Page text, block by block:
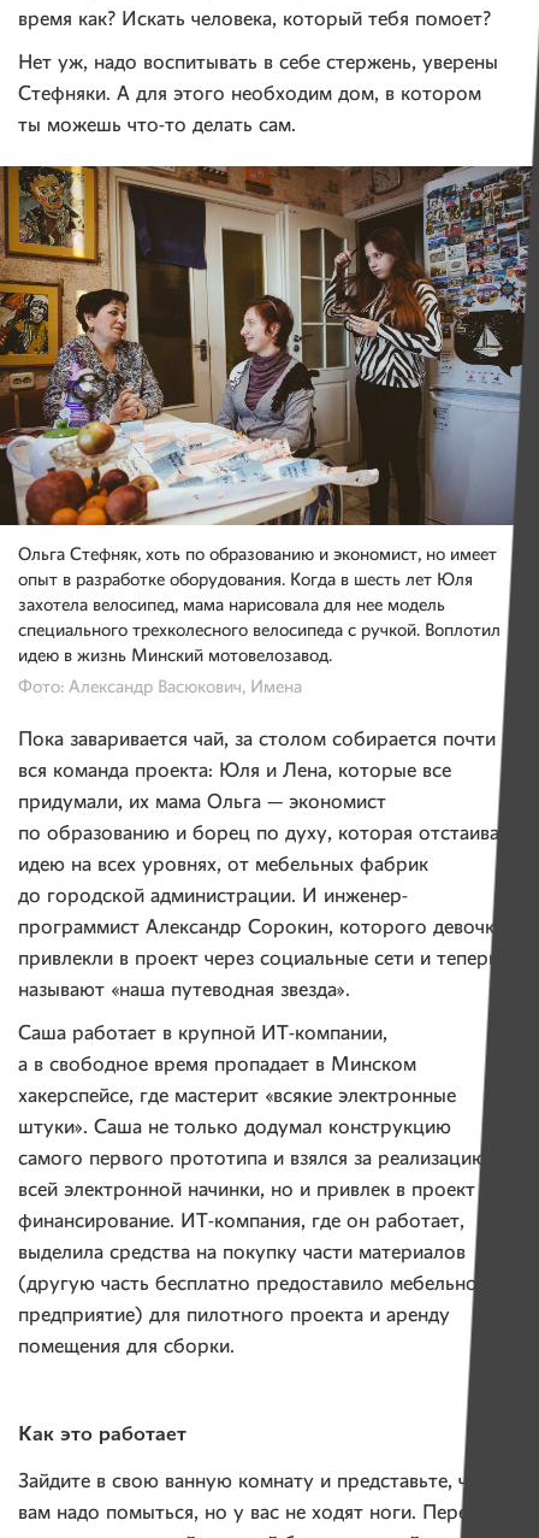
время как? Искать человека, который тебя помоет?
Нет уж, надо воспитывать в себе стержень, уверены
Стефняки. А для этого необходим дом, в котором
ты можешь что-то делать сам.
Ольга Стефняк, хоть по образованию и экономист, но имеет
опыт в разработке оборудования. Когда в шесть лет Юля
захотела велосипед, мама нарисовала для нее модель
специального трехколесного велосипеда с ручкой. Воплотил
идею в жизнь Минский мотовелозавод.
Фото: Александр Васюкович, Имена
Пока заваривается чай, за столом собирается почти
вся команда проекта: Юля и Лена, которые все
придумали, их мама Ольга — экономист
по образованию и борец по духу, которая отстаивает
идею на всех уровнях, от мебельных фабрик
до городской администрации. И инженер-
программист Александр Сорокин, которого девочки
привлекли в проект через социальные сети и теперь
называют «наша путеводная звезда».
Саша работает в крупной ИТ-компании,
а в свободное время пропадает в Минском
хакерспейсе, где мастерит «всякие электронные
штуки». Саша не только додумал конструкцию
самого первого прототипа и взялся за реализацию
всей электронной начинки, но и привлек в проект
финансирование. ИТ-компания, где он работает,
выделила средства на покупку части материалов
(другую часть бесплатно предоставило мебельное
предприятие) для пилотного проекта и аренду
помещения для сборки.
Как это работает
Зайдите в свою ванную комнату и представьте, что
вам надо помыться, но у вас не ходят ноги. Перелезть